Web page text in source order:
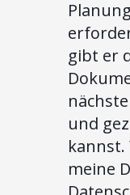
gibt er
und
kannst.
meine